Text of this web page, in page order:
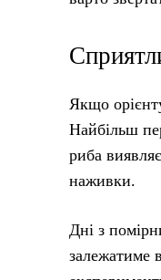
Якщо
Найбільш
риба
наживки.
Дні з
залежатиме